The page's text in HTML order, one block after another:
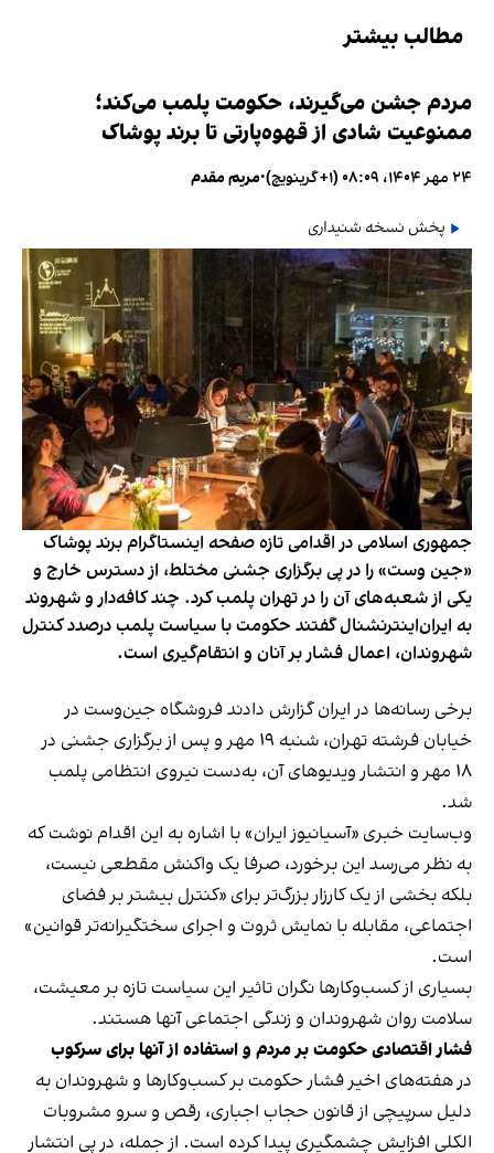
مطالب بیشتر
مردم جشن می‌گیرند، حکومت پلمب می‌کند؛
ممنوعیت شادی از قهوه‌پارتی تا برند پوشاک
۲۴ مهر ۱۴۰۴، ۰۸:۰۹ (‎+۱ گرینویچ) •مریم مقدم
پخش نسخه شنیداری
جمهوری اسلامی در اقدامی تازه صفحه اینستاگرام برند پوشاک
«جین وست» را در پی برگزاری جشنی مختلط، از دسترس خارج و
یکی از شعبه‌های آن را در تهران پلمب کرد. چند کافه‌‌دار و شهروند
به ایران‌اینترنشنال گفتند حکومت با سیاست پلمب درصدد کنترل
شهروندان، اعمال فشار بر آنان و انتقام‌گیری است.
برخی رسانه‌ها در ایران گزارش دادند فروشگاه جین‌وست در
خیابان فرشته تهران، شنبه ۱۹ مهر و پس از برگزاری جشنی در
۱۸ مهر و انتشار ویدیوهای آن، به‌دست نیروی انتظامی پلمب
شد.
وب‌سایت خبری «آسیانیوز ایران» با اشاره به این اقدام نوشت که
به نظر می‌رسد این برخورد، صرفا یک واکنش مقطعی نیست،
بلکه بخشی از یک کارزار بزرگ‌تر برای «کنترل بیشتر بر فضای
اجتماعی، مقابله با نمایش ثروت و اجرای سختگیرانه‌تر قوانین»
است.
بسیاری از کسب‌وکارها نگران تاثیر این سیاست‌ تازه بر معیشت،
سلامت روان شهروندان و زندگی اجتماعی آنها هستند.
فشار اقتصادی حکومت بر مردم و استفاده از آنها برای سرکوب
در هفته‌های اخیر فشار حکومت بر کسب‌وکارها و شهروندان به
دلیل سرپیچی از قانون حجاب اجباری، رقص و سرو مشروبات
الکلی افزایش چشمگیری پیدا کرده است. از جمله، در پی انتشار